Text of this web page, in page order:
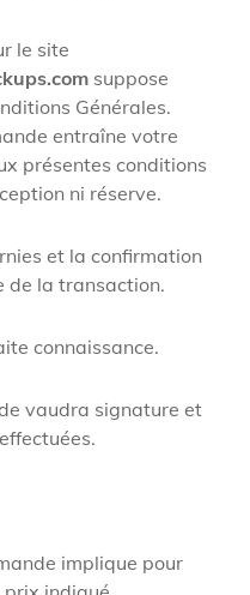
le site
suppose
Générales.
entraîne votre
présentes conditions
ni réserve.
et la confirmation
de la transaction.
connaissance.
vaudra signature et
implique pour